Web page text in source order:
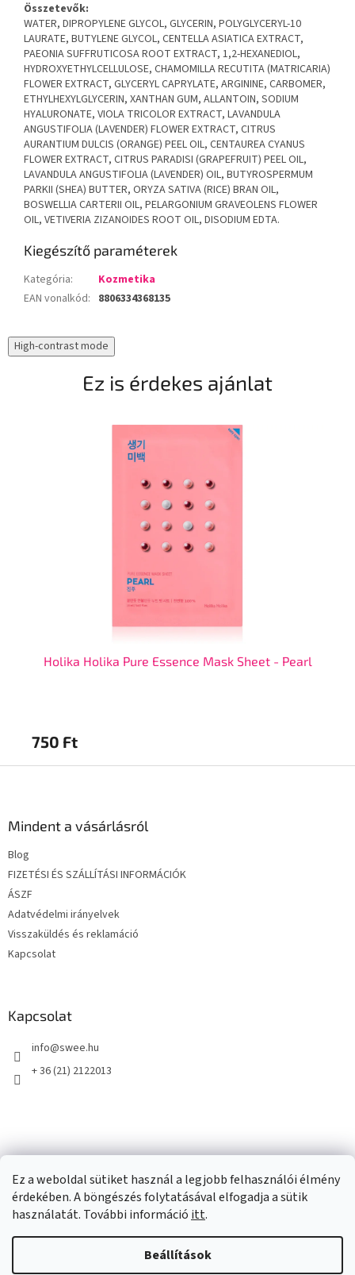
Ez a weboldal sütiket használ a legjobb felhasználói élmény
érdekében. A böngészés folytatásával elfogadja a sütik
használatát. További információ itt.
Beállítások
Összetevők:
WATER, DIPROPYLENE GLYCOL, GLYCERIN, POLYGLYCERYL-10
LAURATE, BUTYLENE GLYCOL, CENTELLA ASIATICA EXTRACT,
PAEONIA SUFFRUTICOSA ROOT EXTRACT, 1,2-HEXANEDIOL,
HYDROXYETHYLCELLULOSE, CHAMOMILLA RECUTITA (MATRICARIA)
FLOWER EXTRACT, GLYCERYL CAPRYLATE, ARGININE, CARBOMER,
ETHYLHEXYLGLYCERIN, XANTHAN GUM, ALLANTOIN, SODIUM
HYALURONATE, VIOLA TRICOLOR EXTRACT, LAVANDULA
ANGUSTIFOLIA (LAVENDER) FLOWER EXTRACT, CITRUS
AURANTIUM DULCIS (ORANGE) PEEL OIL, CENTAUREA CYANUS
FLOWER EXTRACT, CITRUS PARADISI (GRAPEFRUIT) PEEL OIL,
LAVANDULA ANGUSTIFOLIA (LAVENDER) OIL, BUTYROSPERMUM
PARKII (SHEA) BUTTER, ORYZA SATIVA (RICE) BRAN OIL,
BOSWELLIA CARTERII OIL, PELARGONIUM GRAVEOLENS FLOWER
OIL, VETIVERIA ZIZANOIDES ROOT OIL, DISODIUM EDTA.
Kiegészítő paraméterek
Kategória:
Kozmetika
EAN vonalkód: 8806334368135
High-contrast mode
Ez is érdekes ajánlat
Holika Holika Pure Essence Mask Sheet - Pearl
750 Ft
Mindent a vásárlásról
Blog
FIZETÉSI ÉS SZÁLLÍTÁSI INFORMÁCIÓK
ÁSZF
Adatvédelmi irányelvek
Visszaküldés és reklamáció
Kapcsolat
Kapcsolat
info@swee.hu
+ 36 (21) 2122013
Shoptet készítette